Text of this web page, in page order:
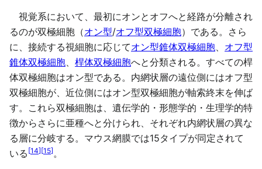
視覚系において、最初にオンとオフへと経路が分離され
るのが双極細胞（オン型/オフ型双極細胞）である。さら
に、接続する視細胞に応じてオン型錐体双極細胞
オフ型
錐体双極細胞
桿体双極細胞へと分類される。すべての桿
体双極細胞はオン型である。内網状層の遠位側にはオフ型
双極細胞が、近位側にはオン型双極細胞が軸索終末を伸ば
す。これら双極細胞は、遺伝学的・形態学的・生理学的特
徴からさらに亜種へと分けられ、それぞれ内網状層の異な
る層に分岐する。マウス網膜では15タイプが同定されて
いる [14][15] 。